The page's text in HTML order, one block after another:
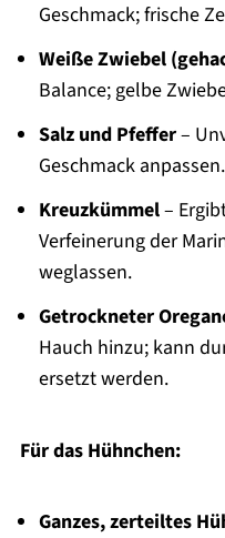
Geschmack; frische
Weiße Zwiebel
Balance; gelbe
Salz und Pfeffer–
Geschmack anpassen.
Kreuzkümmel–
Verfeinerung der
weglassen.
Getrockneter
Hauch hinzu; kann
ersetzt werden.
Für das Hühnchen:
Ganzes, zerteiltes